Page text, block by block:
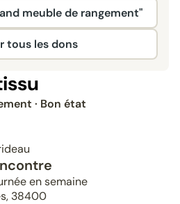
meuble de rangement"
tous les dons
· Bon état
en semaine
38400